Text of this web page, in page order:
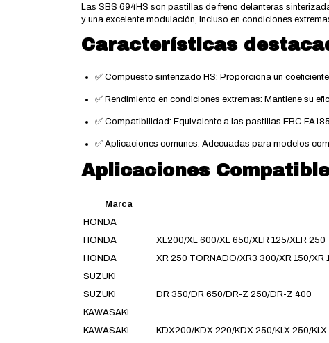
Las SBS 694HS son pastillas de freno delanteras
y una excelente modulación, incluso en condiciones
Características
✅ Compuesto sinterizado HS: Proporciona un
✅ Rendimiento en condiciones extremas: Mantiene su
✅ Compatibilidad: Equivalente a las pastillas EBC
✅ Aplicaciones comunes: Adecuadas para modelos
Aplicaciones
Marca
HONDA
HONDA
XL200/XL 600/XL 650/XLR 125/XLR 250
HONDA
XR 250 TORNADO/XR3 300/XR 150/XR
SUZUKI
SUZUKI
DR 350/DR 650/DR-Z 250/DR-Z 400
KAWASAKI
KAWASAKI
KDX200/KDX 220/KDX 250/KLX 250/